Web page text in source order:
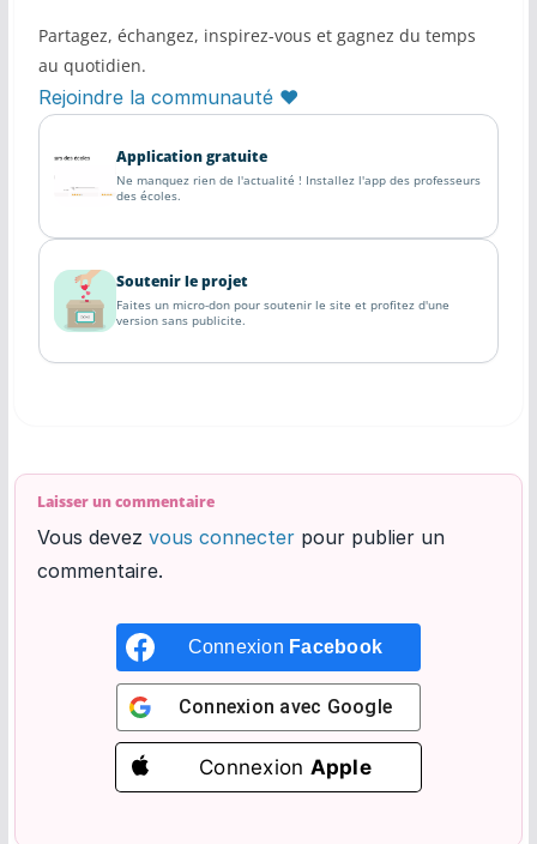
Partagez, échangez, inspirez-vous et gagnez du temps
au quotidien.
Rejoindre la communauté ♥
Application gratuite
Ne manquez rien de l'actualité ! Installez l'app des professeurs
des écoles.
Soutenir le projet
Faites un micro-don pour soutenir le site et profitez d'une
version sans publicite.
Laisser un commentaire
Vous devez vous connecterpour publier un
commentaire.
Connexion Facebook
Connexion avec Google
Connexion Apple